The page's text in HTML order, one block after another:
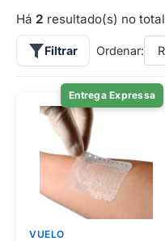
Há 2 resultado(s) no total
Filtrar Ordenar:
Entrega Expressa
VUELO